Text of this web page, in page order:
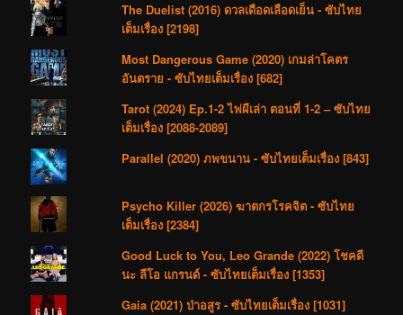
The Duelist (2016) ดวลเดือดเลือดเย็น - ซับไทย
เต็มเรื่อง [2198]
Most Dangerous Game (2020) เกมล่าโคตร
อันตราย - ซับไทยเต็มเรื่อง [682]
Tarot (2024) Ep.1-2 ไพ่ผีเล่า ตอนที่ 1-2 – ซับไทย
เต็มเรื่อง [2088-2089]
Parallel (2020) ภพขนาน - ซับไทยเต็มเรื่อง [843]
Psycho Killer (2026) ฆาตกรโรคจิต - ซับไทย
เต็มเรื่อง [2384]
Good Luck to You, Leo Grande (2022) โชคดี
นะ ลีโอ แกรนด์ - ซับไทยเต็มเรื่อง [1353]
Gaia (2021) ป่าอสูร - ซับไทยเต็มเรื่อง [1031]